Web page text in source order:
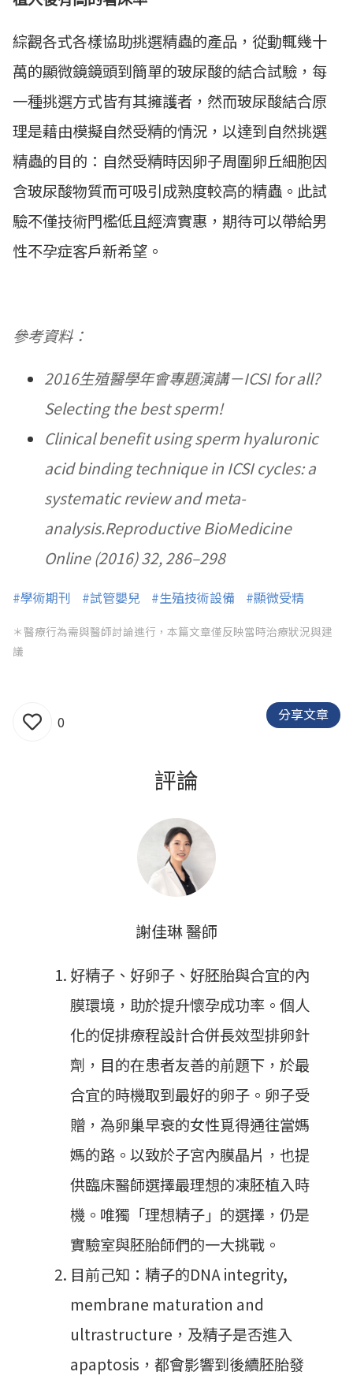
綜觀各式各樣協助挑選精蟲的產品，從動輒幾十
萬的顯微鏡鏡頭到簡單的玻尿酸的結合試驗，每
一種挑選方式皆有其擁護者，然而玻尿酸結合原
理是藉由模擬自然受精的情況，以達到自然挑選
精蟲的目的：自然受精時因卵子周圍卵丘細胞因
含玻尿酸物質而可吸引成熟度較高的精蟲。此試
驗不僅技術門檻低且經濟實惠，期待可以帶給男
性不孕症客戶新希望。
參考資料：
2016生殖醫學年會專題演講－ICSI for all?
Selecting the best sperm!
Clinical benefit using sperm hyaluronic
acid binding technique in ICSI cycles: a
systematic review and meta-
analysis.Reproductive BioMedicine
Online (2016) 32, 286–298
#學術期刊 #試管嬰兒 #生殖技術設備 #顯微受精
＊醫療行為需與醫師討論進行，本篇文章僅反映當時治療狀況與建
議
0 分享文章
評論
謝佳琳 醫師
好精子、好卵子、好胚胎與合宜的內
膜環境，助於提升懷孕成功率。個人
化的促排療程設計合併長效型排卵針
劑，目的在患者友善的前題下，於最
合宜的時機取到最好的卵子。卵子受
贈，為卵巢早衰的女性覓得通往當媽
媽的路。以致於子宮內膜晶片，也提
供臨床醫師選擇最理想的凍胚植入時
機。唯獨「理想精子」的選擇，仍是
實驗室與胚胎師們的一大挑戰。
目前己知：精子的DNA integrity,
membrane maturation and
ultrastructure，及精子是否進入
apaptosis，都會影響到後續胚胎發